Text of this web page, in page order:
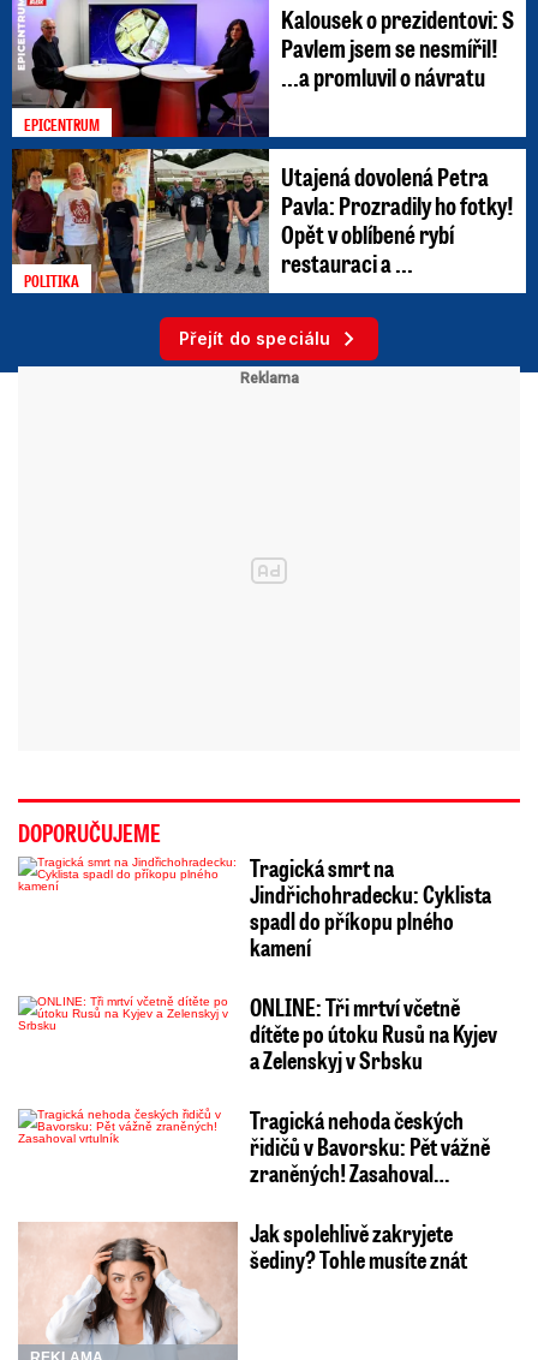
EPICENTRUM
Kalousek o prezidentovi: S
Pavlem jsem se nesmířil!
...a promluvil o návratu
POLITIKA
Utajená dovolená Petra
Pavla: Prozradily ho fotky!
Opět v oblíbené rybí
restauraci a ...
Přejít do speciálu
DOPORUČUJEME
Tragická smrt na
Jindřichohradecku: Cyklista
spadl do příkopu plného
kamení
ONLINE: Tři mrtví včetně
dítěte po útoku Rusů na Kyjev
a Zelenskyj v Srbsku
Tragická nehoda českých
řidičů v Bavorsku: Pět vážně
zraněných! Zasahoval…
Jak spolehlivě zakryjete
šediny? Tohle musíte znát